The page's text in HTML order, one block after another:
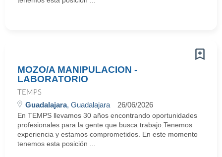
MOZO/A MANIPULACION -
LABORATORIO
TEMPS
Guadalajara, Guadalajara 26/06/2026
En TEMPS llevamos 30 años encontrando oportunidades
profesionales para la gente que busca trabajo.Tenemos
experiencia y estamos comprometidos. En este momento
tenemos esta posición ...